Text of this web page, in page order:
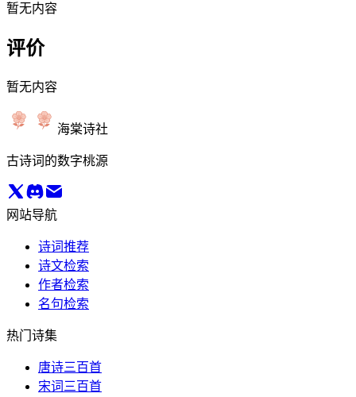
暂无内容
评价
暂无内容
海棠诗社
古诗词的数字桃源
网站导航
诗词推荐
诗文检索
作者检索
名句检索
热门诗集
唐诗三百首
宋词三百首